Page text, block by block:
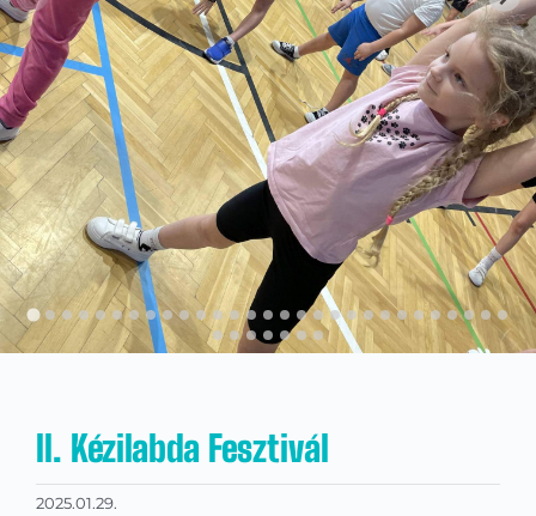
Kapcsolat
KRÉTA
II. Kézilabda Fesztivál
2025.01.29.